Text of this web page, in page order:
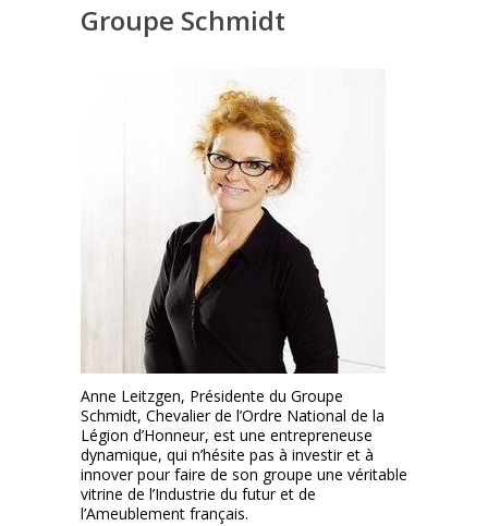
Groupe Schmidt
Anne Leitzgen, Présidente du Groupe
Schmidt, Chevalier de l’Ordre National de la
Légion d’Honneur, est une entrepreneuse
dynamique, qui n’hésite pas à investir et à
innover pour faire de son groupe une véritable
vitrine de l’Industrie du futur et de
l’Ameublement français.